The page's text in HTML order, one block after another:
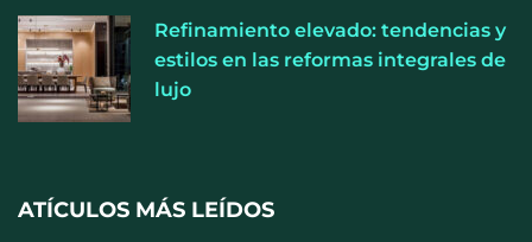
Refinamiento elevado: tendencias y
estilos en las reformas integrales de
lujo
ATÍCULOS MÁS LEÍDOS